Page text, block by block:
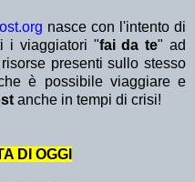
nasce con l'intento di
i viaggiatori "fai da te" ad
presenti sullo stesso
è possibile viaggiare e
anche in tempi di crisi!
DI OGGI